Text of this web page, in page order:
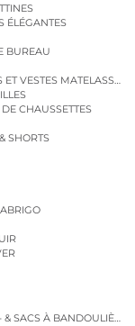
ÉLÉGANTES
BUREAU
VESTES MATELASSÉES
CHAUSSETTES
SHORTS
SACS À BANDOULIÈRE